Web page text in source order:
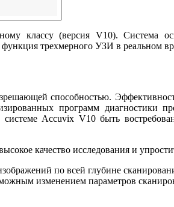
классу (версия V10). Система
функция трехмерного УЗИ в реальном
способностью.
программ диагностики
системе Accuvix V10 быть
качество исследования и
по всей глубине
изменением параметров